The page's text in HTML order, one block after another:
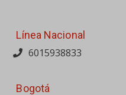
Línea Nacional
6015938833
Bogotá